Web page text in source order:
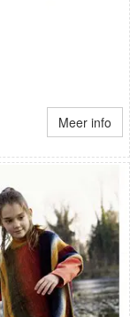
Meer info